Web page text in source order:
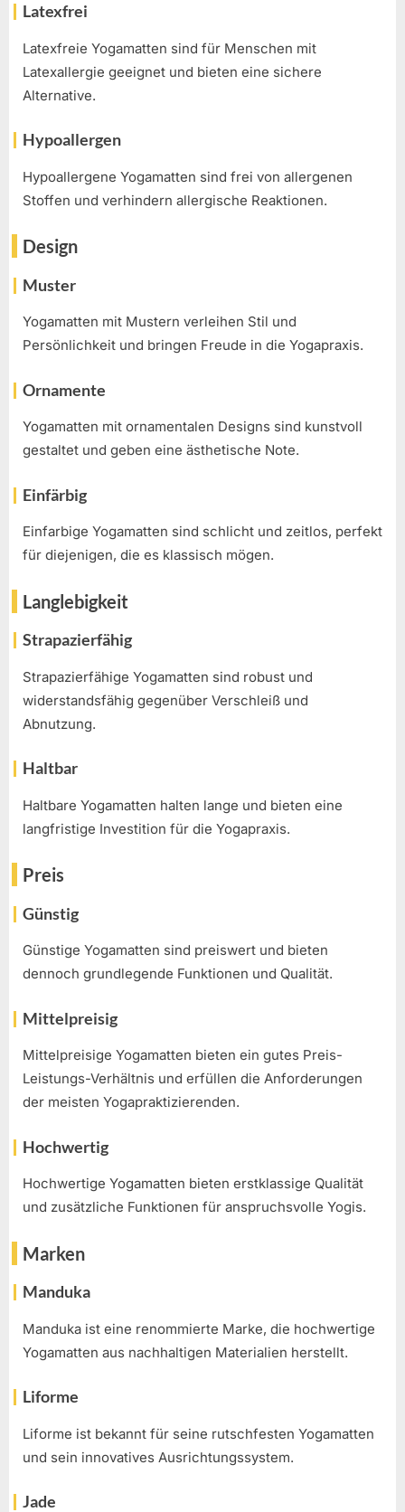
Latexfrei
Latexfreie Yogamatten sind für Menschen mit
Latexallergie geeignet und bieten eine sichere
Alternative.
Hypoallergen
Hypoallergene Yogamatten sind frei von allergenen
Stoffen und verhindern allergische Reaktionen.
Design
Muster
Yogamatten mit Mustern verleihen Stil und
Persönlichkeit und bringen Freude in die Yogapraxis.
Ornamente
Yogamatten mit ornamentalen Designs sind kunstvoll
gestaltet und geben eine ästhetische Note.
Einfärbig
Einfarbige Yogamatten sind schlicht und zeitlos, perfekt
für diejenigen, die es klassisch mögen.
Langlebigkeit
Strapazierfähig
Strapazierfähige Yogamatten sind robust und
widerstandsfähig gegenüber Verschleiß und
Abnutzung.
Haltbar
Haltbare Yogamatten halten lange und bieten eine
langfristige Investition für die Yogapraxis.
Preis
Günstig
Günstige Yogamatten sind preiswert und bieten
dennoch grundlegende Funktionen und Qualität.
Mittelpreisig
Mittelpreisige Yogamatten bieten ein gutes Preis-
Leistungs-Verhältnis und erfüllen die Anforderungen
der meisten Yogapraktizierenden.
Hochwertig
Hochwertige Yogamatten bieten erstklassige Qualität
und zusätzliche Funktionen für anspruchsvolle Yogis.
Marken
Manduka
Manduka ist eine renommierte Marke, die hochwertige
Yogamatten aus nachhaltigen Materialien herstellt.
Liforme
Liforme ist bekannt für seine rutschfesten Yogamatten
und sein innovatives Ausrichtungssystem.
Jade